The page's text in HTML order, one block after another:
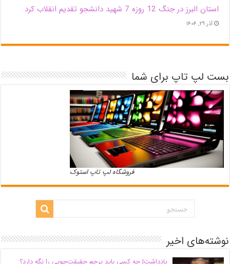
استان البرز در جنگ 12 روزه 7 شهید دانشجو تقدیم انقلاب کرد
آذر ۲۹, ۱۴۰۴
بست لپ تاپ برای شما
فروشگاه لپ تاپ استوک
نوشته‌های اخیر
یادداشت| ‌چه کسی باید پرچم حقیقت‌جویی را نگه دارد؟